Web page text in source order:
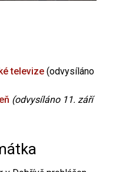
televize (odvysíláno
(odvysíláno 11. září